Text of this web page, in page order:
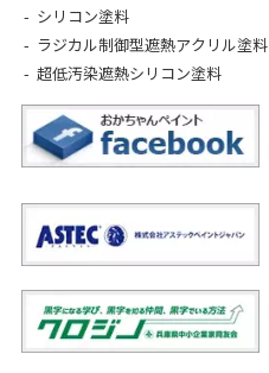
シリコン塗料
ラジカル制御型遮熱アクリル塗料
超低汚染遮熱シリコン塗料